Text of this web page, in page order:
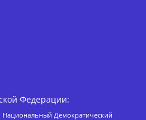
Федерации:
Демократический